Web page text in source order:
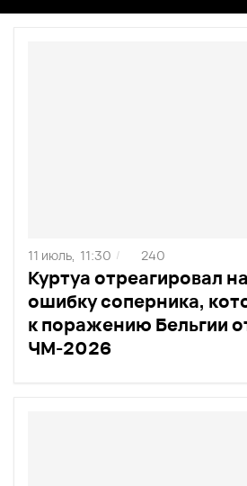
Куртуа отреагировал
ошибку соперника,
к поражению Бельгии
ЧМ-2026
11 июль, 11:30 / 240